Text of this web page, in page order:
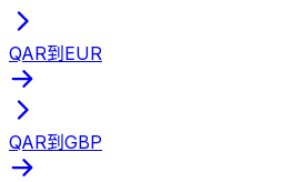
QAR到EUR
QAR到GBP